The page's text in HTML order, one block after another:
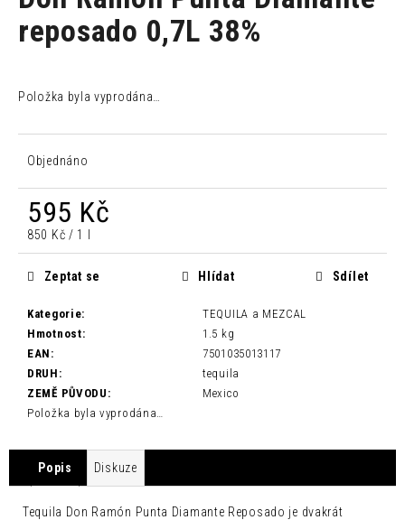
reposado 0,7L 38%
Položka byla vyprodána…
Objednáno
595 Kč
Měrná
cena:
850 Kč / 1 l
Kategorie:
TEQUILA a MEZCAL
Hmotnost:
1.5 kg
EAN :
7501035013117
DRUH :
tequila
ZEMĚ PŮVODU :
Mexico
Položka byla vyprodána…
Zeptat se Hlídat Sdílet
Popis Diskuze
Tequila Don Ramón Punta Diamante Reposado je dvakrát
a
j
t
D
o
p
o
u
j
m
e